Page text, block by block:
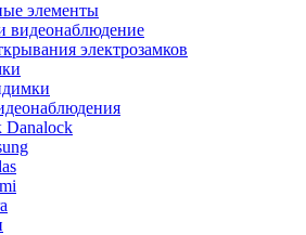
элементы
видеонаблюдение
электрозамков
Danalock